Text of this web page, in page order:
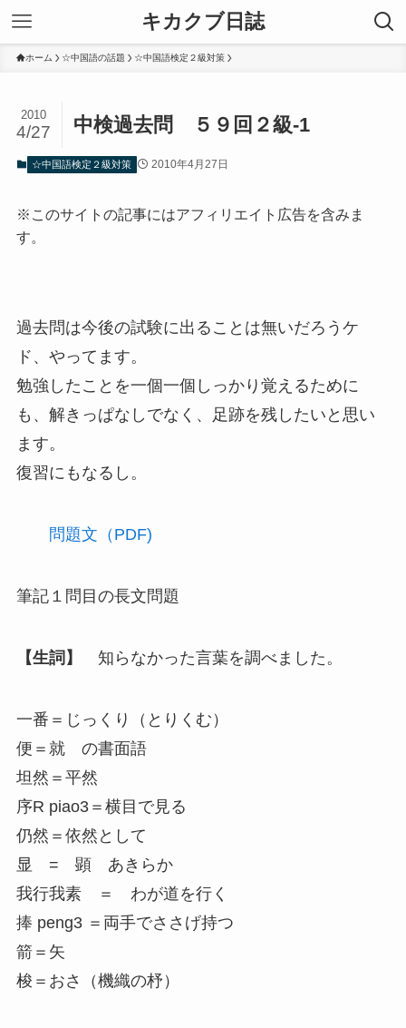
キカクブ日誌
ホーム ☆中国語の話題 ☆中国語検定２級対策
中検過去問 ５９回２級-1
2010
4/27
☆中国語検定２級対策 2010年4月27日
※このサイトの記事にはアフィリエイト広告を含みま
す。
過去問は今後の試験に出ることは無いだろうケ
ド、やってます。
勉強したことを一個一個しっかり覚えるために
も、解きっぱなしでなく、足跡を残したいと思い
ます。
復習にもなるし。
問題文（PDF)
筆記１問目の長文問題
【生詞】 知らなかった言葉を調べました。
一番＝じっくり（とりくむ）
便＝就 の書面語
坦然＝平然
序R piao3＝横目で見る
仍然＝依然として
显 = 顕 あきらか
我行我素 ＝ わが道を行く
捧 peng3 ＝両手でささげ持つ
箭＝矢
梭＝おさ（機織の杼）